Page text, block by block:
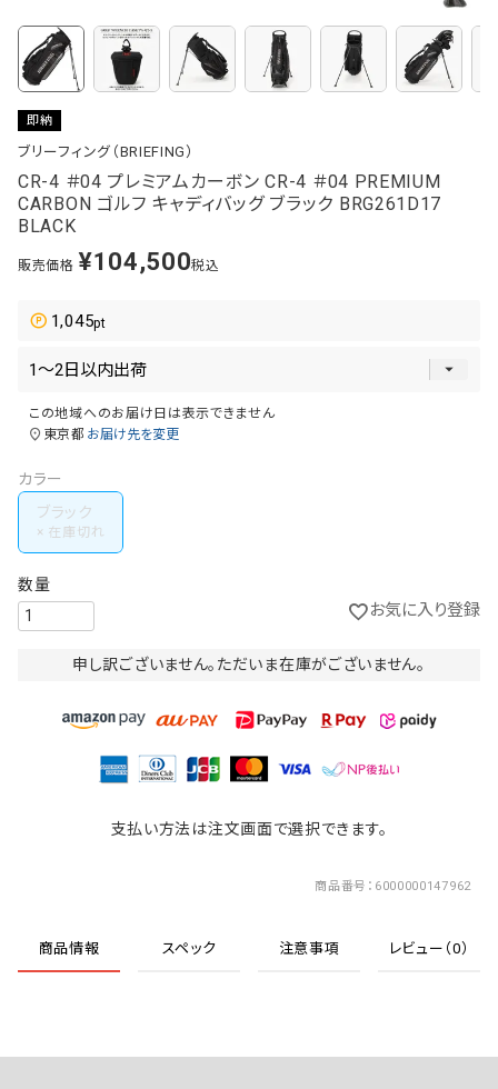
即納
ブリーフィング（BRIEFING）
CR-4 ＃04 プレミアムカーボン CR-4 ＃04 PREMIUM
CARBON ゴルフ キャディバッグ ブラック BRG261D17
BLACK
販売価格 ¥104,500税込
1,045
この地域へのお届け日は表示できません
東京都 お届け先を変更
カラー
ブラック
お気に入り登録
申し訳ございません。ただいま在庫がございません。
支払い方法は注文画面で選択できます。
商品番号 6000000147962
商品情報 スペック 注意事項 レビュー（0）